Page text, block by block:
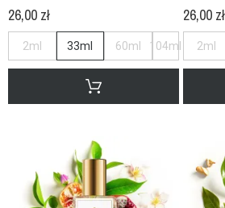
26,00 zł
2ml 33ml 60ml 104ml
26,00 zł
2ml